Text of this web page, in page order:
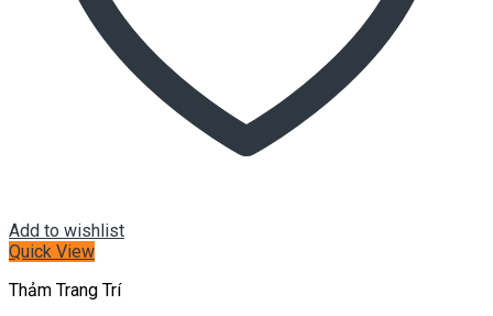
Add to wishlist
Quick View
Thảm Trang Trí